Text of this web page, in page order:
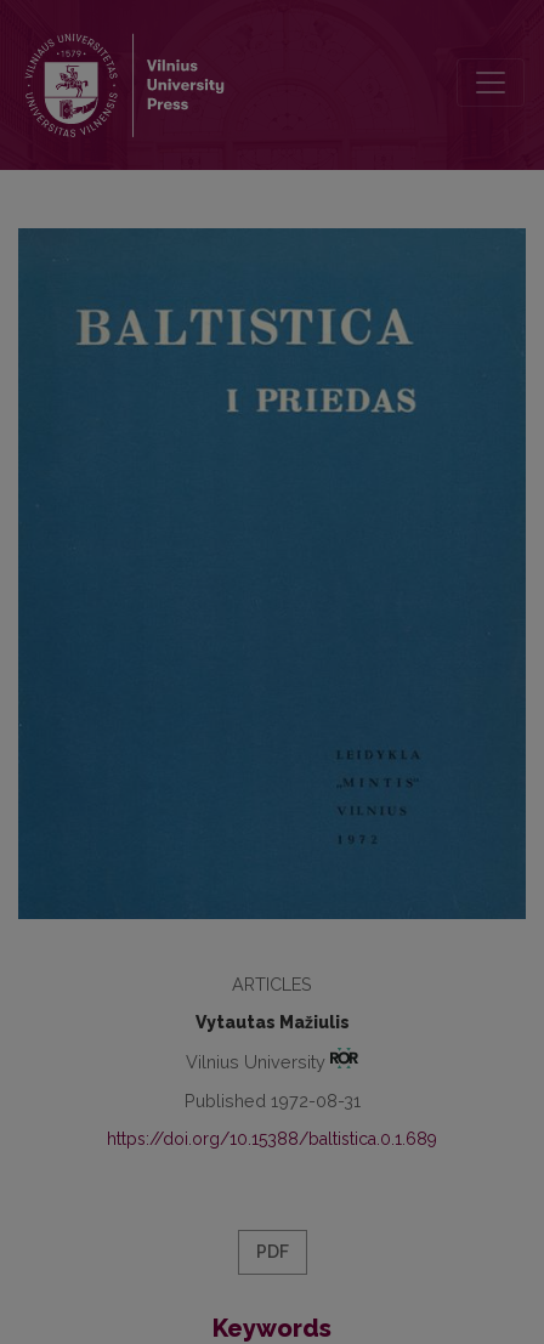
ARTICLES
Vytautas Mažiulis
Vilnius University
Published 1972-08-31
https://doi.org/10.15388/baltistica.0.1.689
PDF
Keywords